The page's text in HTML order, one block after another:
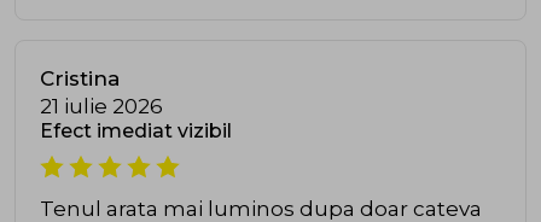
Cristina
21 iulie 2026
Efect imediat vizibil
Tenul arata mai luminos dupa doar cateva